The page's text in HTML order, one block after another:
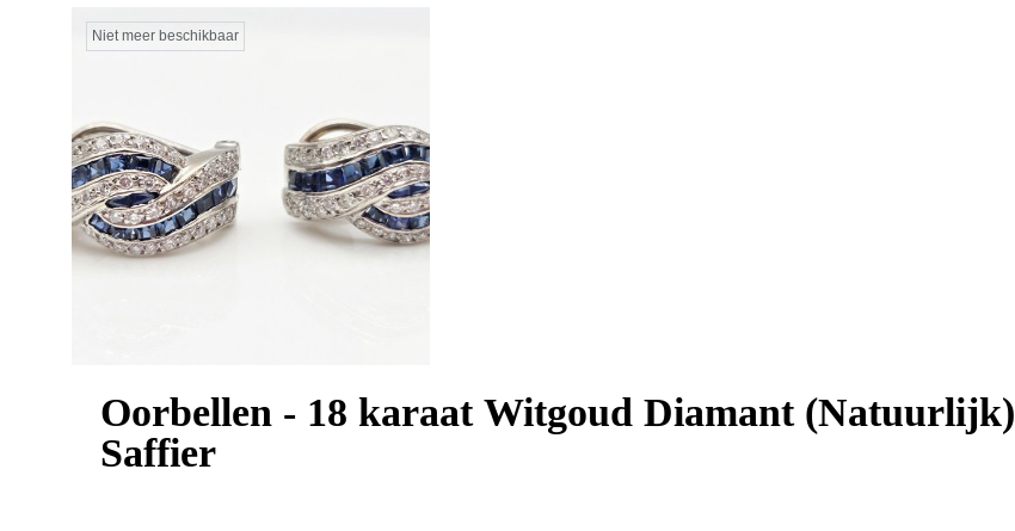
Niet meer beschikbaar
Oorbellen - 18 karaat Witgoud Diamant (Natuurlijk) -
Saffier